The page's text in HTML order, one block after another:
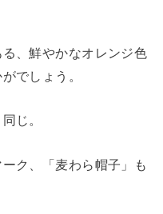
、鮮やかなオレンジ色
でしょう。
じ。
ク、「麦わら帽子」も